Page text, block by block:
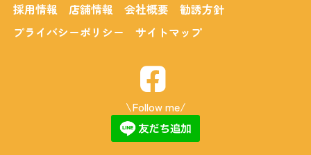
採用情報
店舗情報 会社概要
勧誘方針
プライバシーポリシー
サイトマップ
\Follow me/